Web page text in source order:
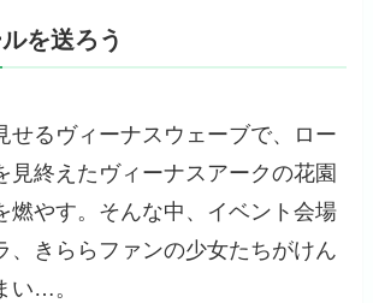
を送ろう
せるヴィーナスウェーブで、ロー
見終えたヴィーナスアークの花園
燃やす。そんな中、イベント会場
、きららファンの少女たちがけん
い…。